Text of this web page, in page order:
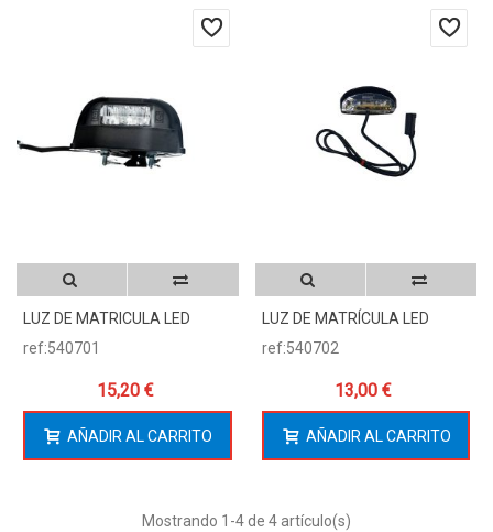
LUZ DE MATRICULA LED
ref:540701
15,20 €
AÑADIR AL CARRITO
LUZ DE MATRÍCULA LED
ref:540702
13,00 €
AÑADIR AL CARRITO
Mostrando 1 -4 de 4 artículo(s)